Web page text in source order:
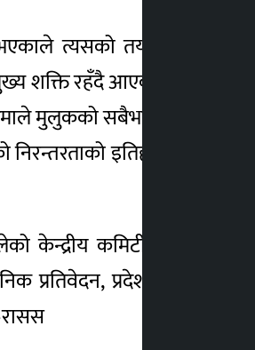
त्यसको तयारीका लागि
शक्ति रहँदै आएको उल्लेख गर्दै
मुलुकको सबैभन्दा ठूलो पार्टी
इतिहास बोकेको
केन्द्रीय कमिटीको तेस्रो
प्रदेशका अध्यक्षहरुको